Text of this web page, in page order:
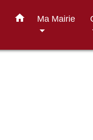
home Ma Mairie